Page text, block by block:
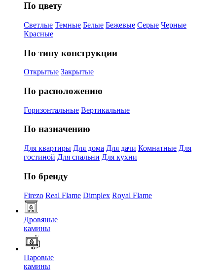
По цвету
Светлые Темные Белые Бежевые Серые Черные
Красные
По типу конструкции
Открытые Закрытые
По расположению
Горизонтальные Вертикальные
По назначению
Для квартиры Для дома Для дачи Комнатные Для
гостиной Для спальни Для кухни
По бренду
Firezo Real Flame Dimplex Royal Flame
Дровяные
камины
Паровые
камины